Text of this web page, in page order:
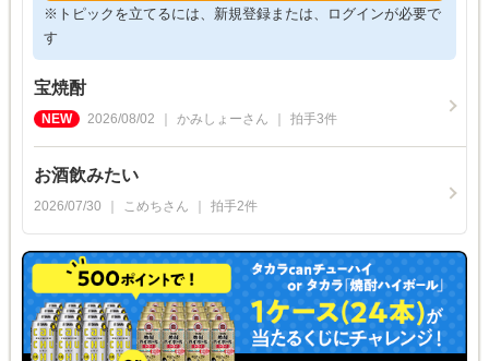
※トピックを立てるには、新規登録または、ログインが必要で
す
宝焼酎
2026/08/02 かみしょーさん 拍手3件
お酒飲みたい
2026/07/30 こめちさん 拍手2件